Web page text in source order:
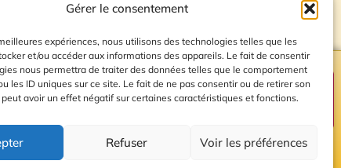
Gérer le consentement
expériences, nous utilisons des technologies telles que les
et/ou accéder aux informations des appareils. Le fait de consentir
nous permettra de traiter des données telles que le comportement
les ID uniques sur ce site. Le fait de ne pas consentir ou de retirer son
avoir un effet négatif sur certaines caractéristiques et fonctions.
Refuser Voir les préférences
du site